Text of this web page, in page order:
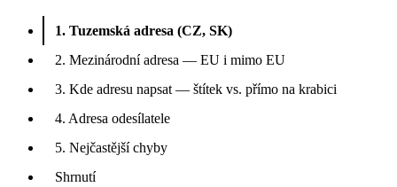
1. Tuzemská adresa (CZ, SK)
2. Mezinárodní adresa — EU i mimo EU
3. Kde adresu napsat — štítek vs. přímo na krabici
4. Adresa odesílatele
5. Nejčastější chyby
Shrnutí